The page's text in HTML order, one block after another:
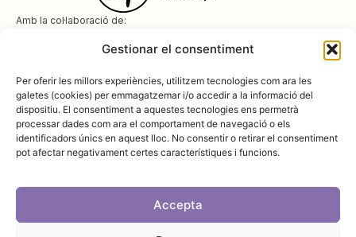
Gestionar el consentiment
Per oferir les millors experiències, utilitzem tecnologies com ara les
galetes (cookies) per emmagatzemar i/o accedir a la informació del
dispositiu. El consentiment a aquestes tecnologies ens permetrà
processar dades com ara el comportament de navegació o els
identificadors únics en aquest lloc. No consentir o retirar el consentiment
pot afectar negativament certes característiques i funcions.
Accepta
Amb la col·laboració de:
Amb el suport de